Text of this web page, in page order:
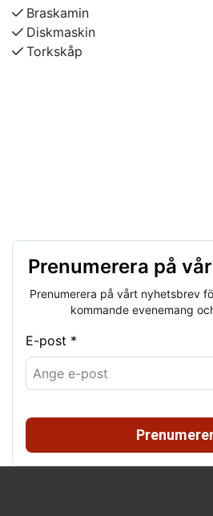
Braskamin
Diskmaskin
Torkskåp
Prenumerera på
Prenumerera på vårt nyhetsbrev
kommande evenemang
E-post *